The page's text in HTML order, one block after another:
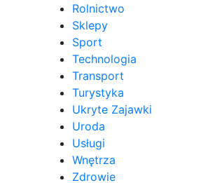
Rolnictwo
Sklepy
Sport
Technologia
Transport
Turystyka
Ukryte Zajawki
Uroda
Usługi
Wnętrza
Zdrowie